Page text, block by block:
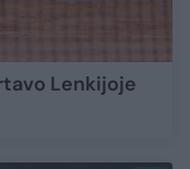
Lenkijoje